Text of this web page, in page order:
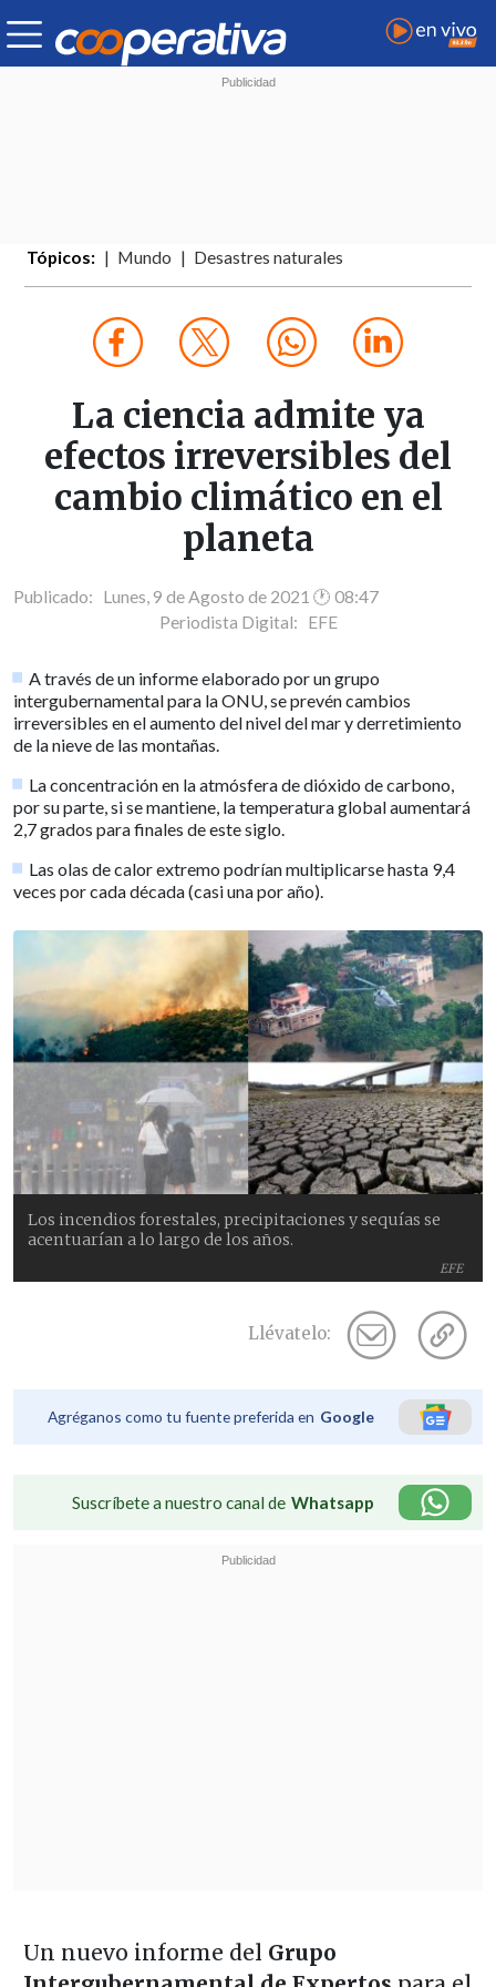
Tópicos: Mundo Desastres naturales
La ciencia admite ya
efectos irreversibles del
cambio climático en el
planeta
Publicado: Lunes, 9 de Agosto de 2021 🕐 08:47
Periodista Digital: EFE
A través de un informe elaborado por un grupo
intergubernamental para la ONU, se prevén cambios
irreversibles en el aumento del nivel del mar y derretimiento
de la nieve de las montañas.
La concentración en la atmósfera de dióxido de carbono,
por su parte, si se mantiene, la temperatura global aumentará
2,7 grados para finales de este siglo.
Las olas de calor extremo podrían multiplicarse hasta 9,4
veces por cada década (casi una por año).
EFE
Los incendios forestales, precipitaciones y sequías se
acentuarían a lo largo de los años.
Llévatelo:
Agréganos como tu fuente preferida en Google
Suscríbete a nuestro canal de Whatsapp
Un nuevo informe del Grupo